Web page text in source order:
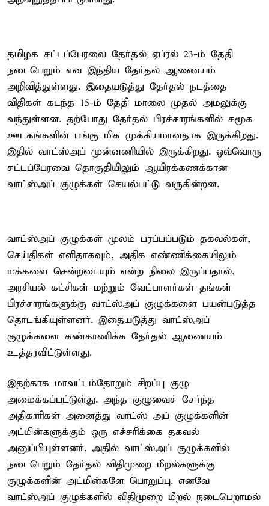
தமிழக சட்டப்பேரவை தேர்தல் ஏப்ரல் 23-ம் தேதி
நடைபெறும் என இந்திய தேர்தல் ஆணையம்
அறிவித்துள்ளது. இதையடுத்து தேர்தல் நடத்தை
விதிகள் கடந்த 15-ம் தேதி மாலை முதல் அமலுக்கு
வந்துள்ளன. தற்போது தேர்தல் பிரச்சாரங்களில் சமூக
ஊடகங்களின் பங்கு மிக முக்கியமானதாக இருக்கிறது.
இதில் வாட்ஸ்அப் முன்னணியில் இருக்கிறது. ஒவ்வொரு
சட்டப்பேரவை தொகுதியிலும் ஆயிரக்கணக்கான
வாட்ஸ்அப் குழுக்கள் செயல்பட்டு வருகின்றன.
வாட்ஸ்அப் குழுக்கள் மூலம் பரப்பப்படும் தகவல்கள்,
செய்திகள் எளிதாகவும், அதிக எண்ணிக்கையிலும்
மக்களை சென்றடையும் என்ற நிலை இருப்பதால்,
அரசியல் கட்சிகள் மற்றும் வேட்பாளர்கள் தங்கள்
பிரச்சாரங்களுக்கு வாட்ஸ்அப் குழுக்களை பயன்படுத்த
தொடங்கியுள்ளனர். இதையடுத்து வாட்ஸ்அப்
குழுக்களை கண்காணிக்க தேர்தல் ஆணையம்
உத்தரவிட்டுள்ளது.
இதற்காக மாவட்டம்தோறும் சிறப்பு குழு
அமைக்கப்பட்டுள்து. அந்த குழுவைச் சேர்ந்த
அதிகாரிகள் அனைத்து வாட்ஸ் அப் குழுக்களின்
அட்மின்களுக்கும் ஒரு எச்சரிக்கை தகவல்
அனுப்பியுள்ளனர். அதில் வாட்ஸ்அப் குழுக்களில்
நடைபெறும் தேர்தல் விதிமுறை மீறல்களுக்கு
குழுக்களின் அட்மின்களே பொறுப்பு. எனவே
வாட்ஸ்அப் குழுக்களில் விதிமுறை மீறல் நடைபெறாமல்